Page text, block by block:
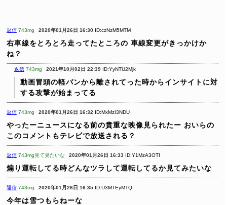
返信 743mg 2020年01月26日 16:30 ID:czNzM5MTM
右車線をとろとろ走ってたところの 車線変更がきっかけか
ね？
返信 743mg 2021年10月02日 22:39 ID:YyNTU2Mjk
動画冒頭の軽バンから離されてった時からインサイトに対
する攻撃が始まってる
返信 743mg 2020年01月26日 16:32 ID:MxMzI3NDU
やったーニュースになる前の貴重な映像見られたー おいらの
このコメントもテレビで放送される？
返信 743mg見て見たいな 2020年01月26日 16:33 ID:Y1MzA3OTI
煽り運転してる時どんなツラして運転してるか見てみたいな
返信 743mg 2020年01月26日 16:35 ID:U3MTEyMTQ
今年は雪つもらねーな